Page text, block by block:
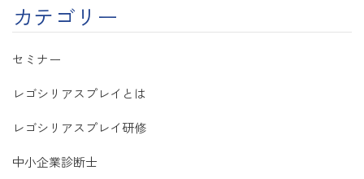
カテゴリー
セミナー
レゴシリアスプレイとは
レゴシリアスプレイ研修
中小企業診断士